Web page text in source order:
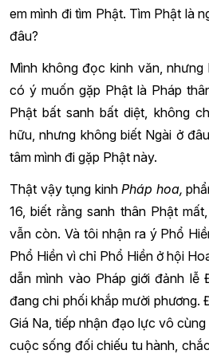
em mình đi tìm Phật. Tìm Phật là
đâu?
Mình không đọc kinh văn, nhưng
có ý muốn gặp Phật là Pháp
Phật bất sanh bất diệt, không
hữu, nhưng không biết Ngài ở
tâm mình đi gặp Phật này.
Thật vậy tụng kinhPháp hoa,
16, biết rằng sanh thân Phật
vẫn còn. Và tôi nhận ra ý Phổ
Phổ Hiền vì chỉ Phổ Hiền ở hội
dẫn mình vào Pháp giới đảnh
đang chi phối khắp mười
Giá Na, tiếp nhận đạo lực vô
cuộc sống đối chiếu tu hành,